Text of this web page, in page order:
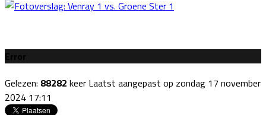
Error
Gelezen: 88282 keer Laatst aangepast op zondag 17 november
2024 17:11